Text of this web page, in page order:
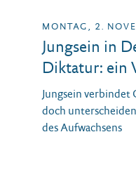
MONTAG, 2.
Jungsein in
Diktatur: ein
Jungsein verbindet
doch
des Aufwachsens